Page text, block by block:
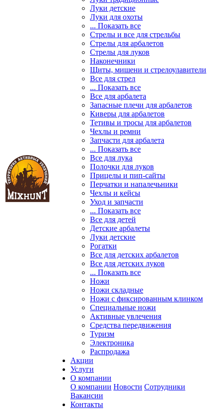
Луки детские
Луки для охоты
... Показать все
Стрелы и все для стрельбы
Стрелы для арбалетов
Стрелы для луков
Наконечники
Щиты, мишени и стрелоулавители
Все для стрел
... Показать все
Все для арбалета
Запасные плечи для арбалетов
Киверы для арбалетов
Тетивы и тросы для арбалетов
Чехлы и ремни
Запчасти для арбалета
... Показать все
Все для лука
Полочки для луков
Прицелы и пип-сайты
Перчатки и напалечьники
Чехлы и кейсы
Уход и запчасти
... Показать все
Все для детей
Детские арбалеты
Луки детские
Рогатки
Все для детских арбалетов
Все для детских луков
... Показать все
Ножи
Ножи складные
Ножи с фиксированным клинком
Специальные ножи
Активные увлечения
Средства передвижения
Туризм
Электроника
Распродажа
Акции
Услуги
О компании
О компании Новости Сотрудники
Вакансии
Контакты